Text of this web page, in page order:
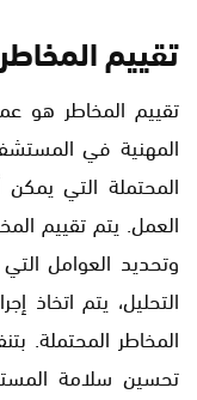
تقييم المخاطر
تقييم المخاطر هو
المهنية في
المحتملة التي
العمل. يتم تقييم
وتحديد العوامل
التحليل، يتم اتخاذ
المخاطر المحتملة.
تحسين سلامة